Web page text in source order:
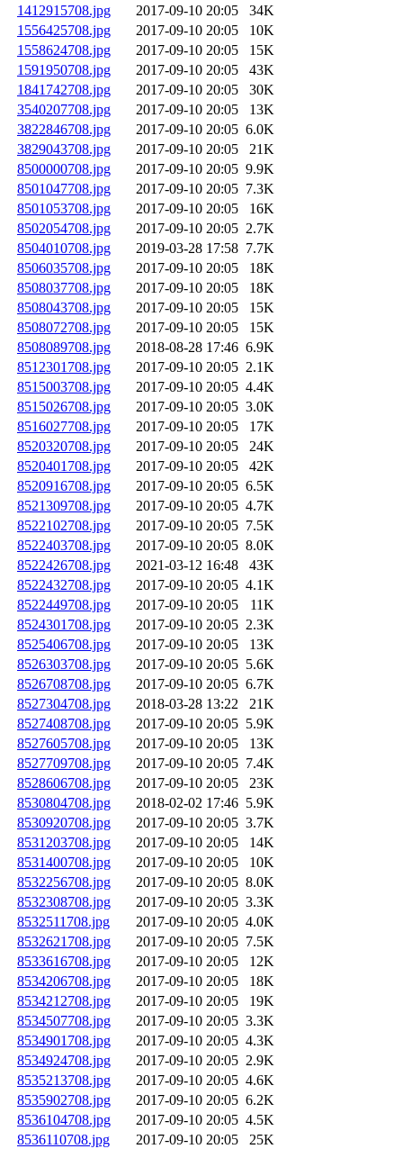
1412915708.jpg
2017-09-10 20:05
34K
1556425708.jpg
2017-09-10 20:05
10K
1558624708.jpg
2017-09-10 20:05
15K
1591950708.jpg
2017-09-10 20:05
43K
1841742708.jpg
2017-09-10 20:05
30K
3540207708.jpg
2017-09-10 20:05
13K
3822846708.jpg
2017-09-10 20:05 6.0K
3829043708.jpg
2017-09-10 20:05
21K
8500000708.jpg
2017-09-10 20:05 9.9K
8501047708.jpg
2017-09-10 20:05 7.3K
8501053708.jpg
2017-09-10 20:05
16K
8502054708.jpg
2017-09-10 20:05 2.7K
8504010708.jpg
2019-03-28 17:58 7.7K
8506035708.jpg
2017-09-10 20:05
18K
8508037708.jpg
2017-09-10 20:05
18K
8508043708.jpg
2017-09-10 20:05
15K
8508072708.jpg
2017-09-10 20:05
15K
8508089708.jpg
2018-08-28 17:46 6.9K
8512301708.jpg
2017-09-10 20:05 2.1K
8515003708.jpg
2017-09-10 20:05 4.4K
8515026708.jpg
2017-09-10 20:05 3.0K
8516027708.jpg
2017-09-10 20:05
17K
8520320708.jpg
2017-09-10 20:05
24K
8520401708.jpg
2017-09-10 20:05
42K
8520916708.jpg
2017-09-10 20:05 6.5K
8521309708.jpg
2017-09-10 20:05 4.7K
8522102708.jpg
2017-09-10 20:05 7.5K
8522403708.jpg
2017-09-10 20:05 8.0K
8522426708.jpg
2021-03-12 16:48
43K
8522432708.jpg
2017-09-10 20:05 4.1K
8522449708.jpg
2017-09-10 20:05
11K
8524301708.jpg
2017-09-10 20:05 2.3K
8525406708.jpg
2017-09-10 20:05
13K
8526303708.jpg
2017-09-10 20:05 5.6K
8526708708.jpg
2017-09-10 20:05 6.7K
8527304708.jpg
2018-03-28 13:22
21K
8527408708.jpg
2017-09-10 20:05 5.9K
8527605708.jpg
2017-09-10 20:05
13K
8527709708.jpg
2017-09-10 20:05 7.4K
8528606708.jpg
2017-09-10 20:05
23K
8530804708.jpg
2018-02-02 17:46 5.9K
8530920708.jpg
2017-09-10 20:05 3.7K
8531203708.jpg
2017-09-10 20:05
14K
8531400708.jpg
2017-09-10 20:05
10K
8532256708.jpg
2017-09-10 20:05 8.0K
8532308708.jpg
2017-09-10 20:05 3.3K
8532511708.jpg
2017-09-10 20:05 4.0K
8532621708.jpg
2017-09-10 20:05 7.5K
8533616708.jpg
2017-09-10 20:05
12K
8534206708.jpg
2017-09-10 20:05
18K
8534212708.jpg
2017-09-10 20:05
19K
8534507708.jpg
2017-09-10 20:05 3.3K
8534901708.jpg
2017-09-10 20:05 4.3K
8534924708.jpg
2017-09-10 20:05 2.9K
8535213708.jpg
2017-09-10 20:05 4.6K
8535902708.jpg
2017-09-10 20:05 6.2K
8536104708.jpg
2017-09-10 20:05 4.5K
8536110708.jpg
2017-09-10 20:05
25K